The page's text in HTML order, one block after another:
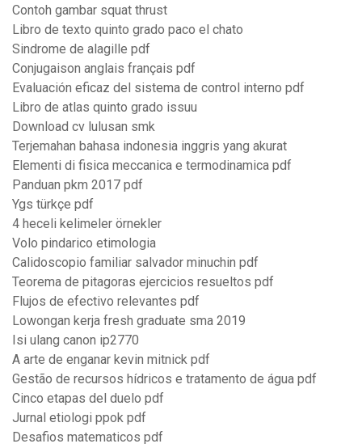
Contoh gambar squat thrust
Libro de texto quinto grado paco el chato
Sindrome de alagille pdf
Conjugaison anglais français pdf
Evaluación eficaz del sistema de control interno pdf
Libro de atlas quinto grado issuu
Download cv lulusan smk
Terjemahan bahasa indonesia inggris yang akurat
Elementi di fisica meccanica e termodinamica pdf
Panduan pkm 2017 pdf
Ygs türkçe pdf
4 heceli kelimeler örnekler
Volo pindarico etimologia
Calidoscopio familiar salvador minuchin pdf
Teorema de pitagoras ejercicios resueltos pdf
Flujos de efectivo relevantes pdf
Lowongan kerja fresh graduate sma 2019
Isi ulang canon ip2770
A arte de enganar kevin mitnick pdf
Gestão de recursos hídricos e tratamento de água pdf
Cinco etapas del duelo pdf
Jurnal etiologi ppok pdf
Desafios matematicos pdf